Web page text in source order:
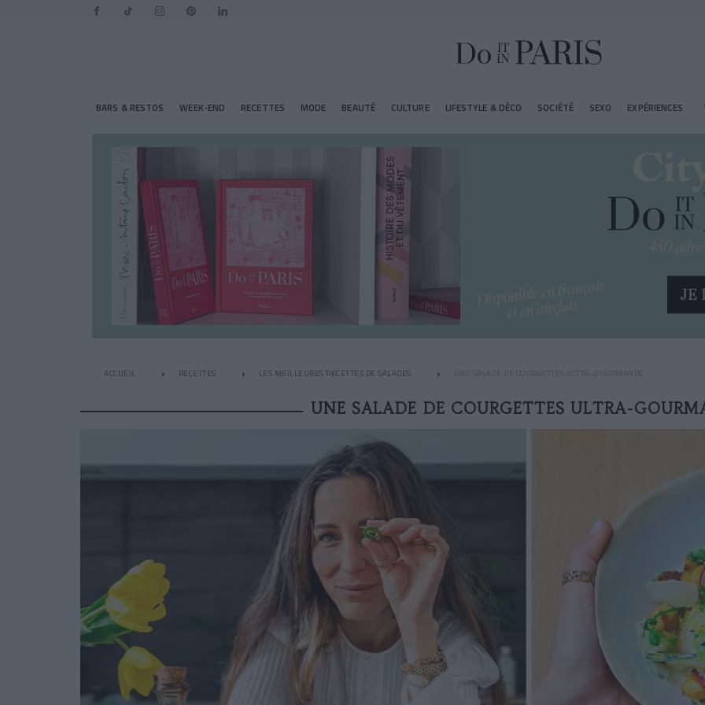
BARS & RESTOS WEEK-END RECETTES MODE BEAUTÉ CULTURE LIFESTYLE & DÉCO SOCIÉTÉ SEXO EXPÉRIENCES
ACCUEIL RECETTES LES MEILLEURES RECETTES DE SALADES UNE SALADE DE COURGETTES ULTRA-GOURMANDE
UNE SALADE DE COURGETTES ULTRA-